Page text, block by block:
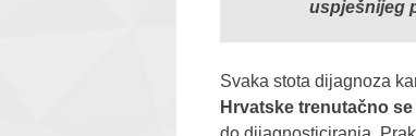
uspješnijeg
Svaka stota dijagnoza
Hrvatske trenutačno